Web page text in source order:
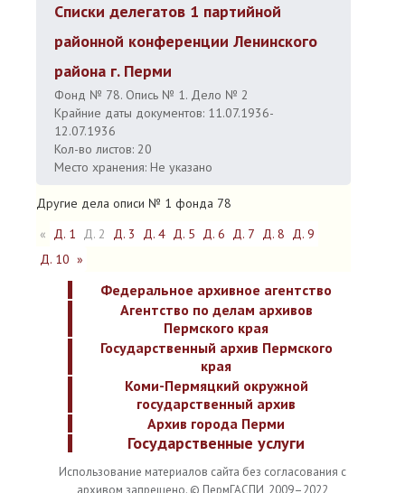
Списки делегатов 1 партийной
районной конференции Ленинского
района г. Перми
Фонд № 78. Опись № 1. Дело № 2
Крайние даты документов: 11.07.1936-
12.07.1936
Кол-во листов: 20
Место хранения: Не указано
Другие дела описи № 1 фонда 78
« Д. 1 Д. 2 Д. 3 Д. 4 Д. 5 Д. 6 Д. 7 Д. 8 Д. 9
Д. 10 »
Федеральное архивное агентство
Агентство по делам архивов
Пермского края
Государственный архив Пермского
края
Коми-Пермяцкий окружной
государственный архив
Архив города Перми
Государственные услуги
Использование материалов сайта без согласования с
архивом запрещено. © ПермГАСПИ, 2009–2022